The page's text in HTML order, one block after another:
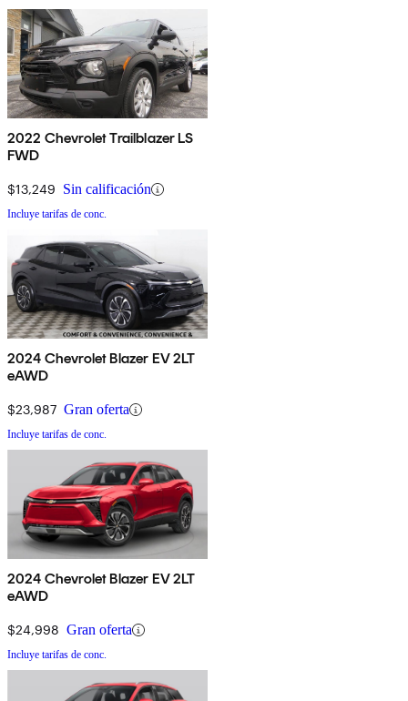
2022 Chevrolet Trailblazer LS
FWD
$13,249 Sin calificación
Incluye tarifas de conc.
2024 Chevrolet Blazer EV 2LT
eAWD
$23,987 Gran oferta
Incluye tarifas de conc.
2024 Chevrolet Blazer EV 2LT
eAWD
$24,998 Gran oferta
Incluye tarifas de conc.